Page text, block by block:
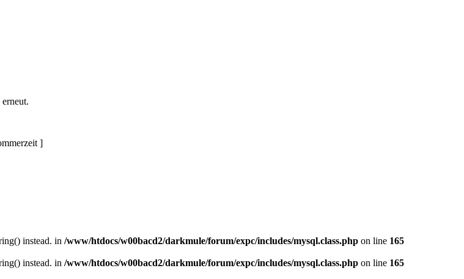
]
instead. in /www/htdocs/w00bacd2/darkmule/forum/expc/includes/mysql.class.php on line 165
instead. in /www/htdocs/w00bacd2/darkmule/forum/expc/includes/mysql.class.php on line 165